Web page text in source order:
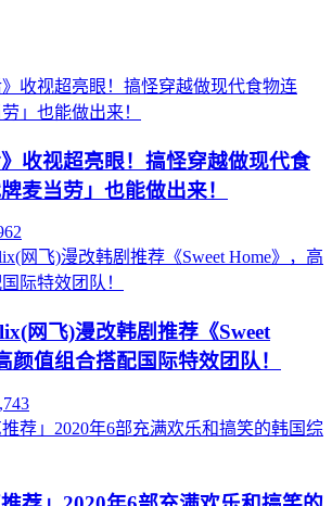
》收视超亮眼！搞怪穿越做现代食
麦当劳」也能做出来！
网飞)漫改韩剧推荐《Sweet
颜值组合搭配国际特效团队！